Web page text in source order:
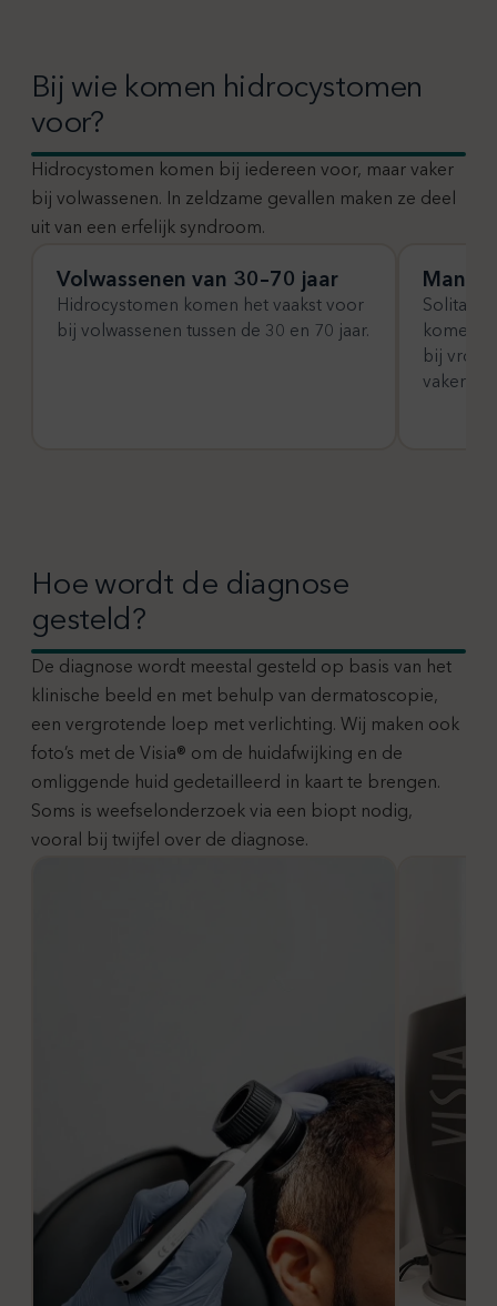
Bij wie komen hidrocystomen
voor?
Hidrocystomen komen bij iedereen voor, maar vaker
bij volwassenen. In zeldzame gevallen maken ze deel
uit van een erfelijk syndroom.
Volwassenen van 30–70 jaar
Hidrocystomen komen het vaakst voor
bij volwassenen tussen de 30 en 70 jaar.
Solitaire
komen
bij
vaker bij
Hoe wordt de diagnose
gesteld?
De diagnose wordt meestal gesteld op basis van het
klinische beeld en met behulp van dermatoscopie,
een vergrotende loep met verlichting. Wij maken ook
foto’s met de Visia® om de huidafwijking en de
omliggende huid gedetailleerd in kaart te brengen.
Soms is weefselonderzoek via een biopt nodig,
vooral bij twijfel over de diagnose.